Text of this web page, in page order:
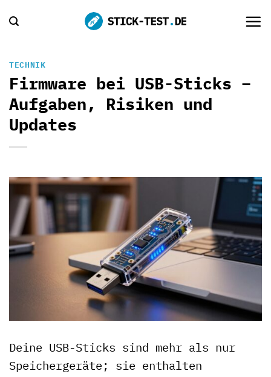
Inhalt
TECHNIK
Firmware bei USB-Sticks –
Aufgaben, Risiken und
Updates
Deine USB-Sticks sind mehr als nur
Speichergeräte; sie enthalten